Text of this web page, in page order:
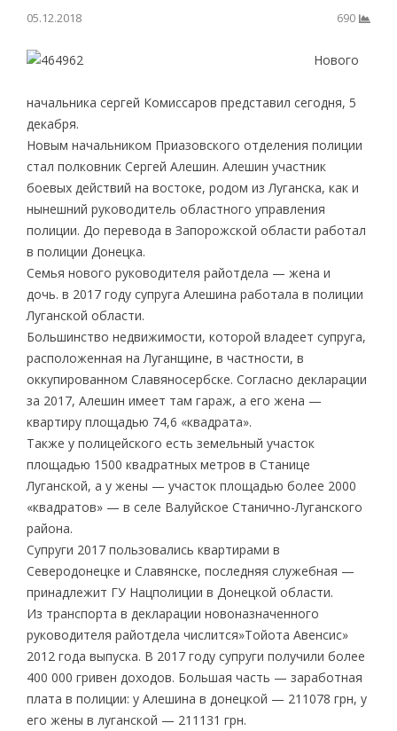
05.12.2018 690
Нового
начальника сергей Комиссаров представил сегодня, 5
декабря.
Новым начальником Приазовского отделения полиции
стал полковник Сергей Алешин. Алешин участник
боевых действий на востоке, родом из Луганска, как и
нынешний руководитель областного управления
полиции. До перевода в Запорожской области работал
в полиции Донецка.
Семья нового руководителя райотдела — жена и
дочь. в 2017 году супруга Алешина работала в полиции
Луганской области.
Большинство недвижимости, которой владеет супруга,
расположенная на Луганщине, в частности, в
оккупированном Славяносербске. Согласно декларации
за 2017, Алешин имеет там гараж, а его жена —
квартиру площадью 74,6 «квадрата».
Также у полицейского есть земельный участок
площадью 1500 квадратных метров в Станице
Луганской, а у жены — участок площадью более 2000
«квадратов» — в селе Валуйское Станично-Луганского
района.
Супруги 2017 пользовались квартирами в
Северодонецке и Славянске, последняя служебная —
принадлежит ГУ Нацполиции в Донецкой области.
Из транспорта в декларации новоназначенного
руководителя райотдела числится»Тойота Авенсис»
2012 года выпуска. В 2017 году супруги получили более
400 000 гривен доходов. Большая часть — заработная
плата в полиции: у Алешина в донецкой — 211078 грн, у
его жены в луганской — 211131 грн.